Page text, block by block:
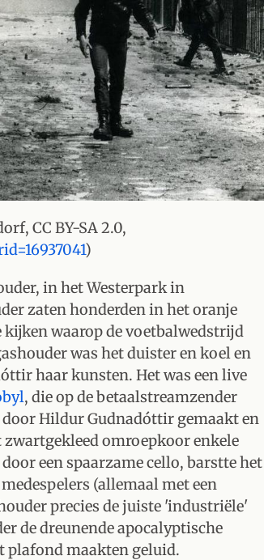
CC BY-SA 2.0,
)
in het Westerpark in
zaten honderden in het oranje
waarop de voetbalwedstrijd
was het duister en koel en
haar kunsten. Het was een live
, die op de betaalstreamzender
door Hildur Gudnadóttir gemaakt en
zwartgekleed omroepkoor enkele
een spaarzame cello, barstte het
(allemaal met een
precies de juiste 'industriële'
de dreunende apocalyptische
plafond maakten geluid.